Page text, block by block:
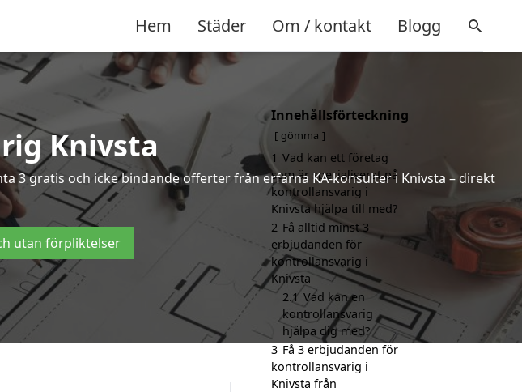
Hem Städer Om / kontakt Blogg
Knivsta
3 gratis och icke bindande offerter från erfarna KA-konsulter i Knivsta – direkt
utan förpliktelser
Innehållsförteckning
gömma
1 Vad kan ett företag
som är specialiserat på
kontrollansvarig i
Knivsta hjälpa till med?
2 Få alltid minst 3
erbjudanden för
kontrollansvarig i
Knivsta
2.1 Vad kan en
kontrollansvarig
hjälpa dig med?
3 Få 3 erbjudanden för
kontrollansvarig i
Knivsta från